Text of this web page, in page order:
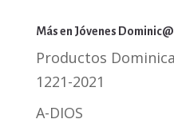
Más en Jóvenes
Productos
1221-2021
A-DIOS